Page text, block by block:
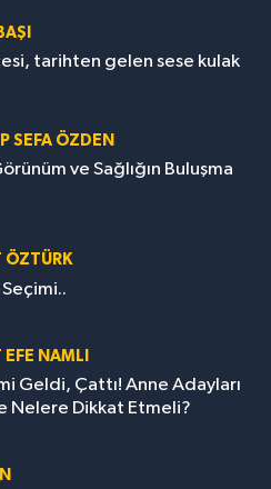
tarihten gelen sese kulak
SEFA ÖZDEN
ve Sağlığın Buluşma
ÖZTÜRK
Seçimi..
NAMLI
Geldi, Çattı! Anne Adayları
Nelere Dikkat Etmeli?